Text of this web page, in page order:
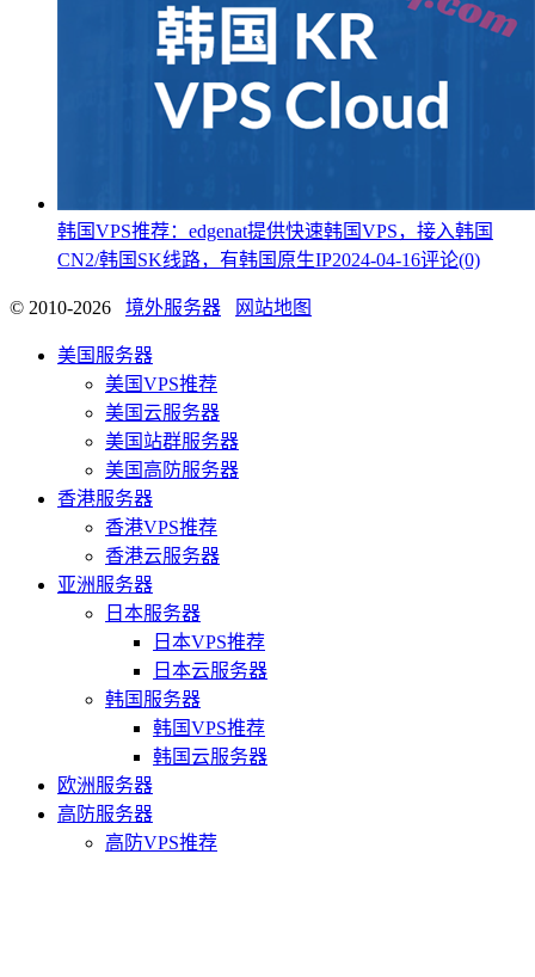
韩国VPS推荐：edgenat提供快速韩国VPS，接入韩国
CN2/韩国SK线路，有韩国原生IP2024-04-16评论(0)
© 2010-2026 境外服务器 网站地图
美国服务器
美国VPS推荐
美国云服务器
美国站群服务器
美国高防服务器
香港服务器
香港VPS推荐
香港云服务器
亚洲服务器
日本服务器
日本VPS推荐
日本云服务器
韩国服务器
韩国VPS推荐
韩国云服务器
欧洲服务器
高防服务器
高防VPS推荐